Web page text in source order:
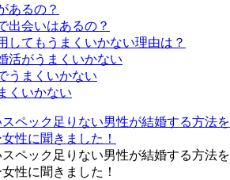
あるの？
出会いはあるの？
してもうまくいかない理由は？
活がうまくいかない
うまくいかない
くいかない
ペック足りない男性が結婚する方法を
性に聞きました！
ペック足りない男性が結婚する方法を
性に聞きました！